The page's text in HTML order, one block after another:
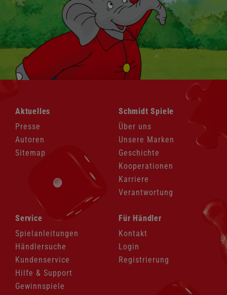
überspringen
Aktuelles
Presse
Autoren
Sitemap
Navigation
überspringen
Schmidt Spiele
Über uns
Unsere Marken
Geschichte
Kooperationen
Karriere
Verantwortung
Navigation
überspringen
Service
Spielanleitungen
Händlersuche
Kundenservice
Hilfe & Support
Gewinnspiele
Navigation
überspringen
Für Händler
Kontakt
Login
Registrierung